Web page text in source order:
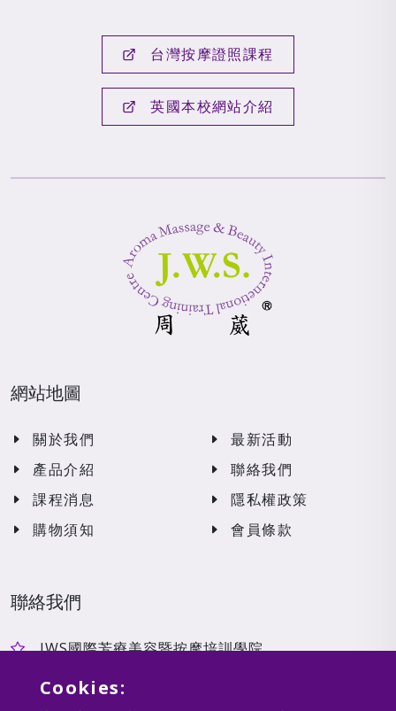
台灣按摩證照課程
英國本校網站介紹
網站地圖
關於我們
產品介紹
課程消息
購物須知
最新活動
聯絡我們
隱私權政策
會員條款
聯絡我們
JWS國際芳療美容暨按摩培訓學院
jwseducationgroup@gmail.com
Cookies: